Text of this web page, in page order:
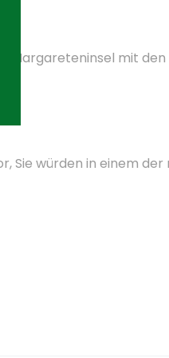
Margareteninsel mit
Sie würden in einem